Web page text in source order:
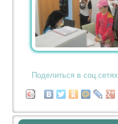
Поделиться в соц.сетях